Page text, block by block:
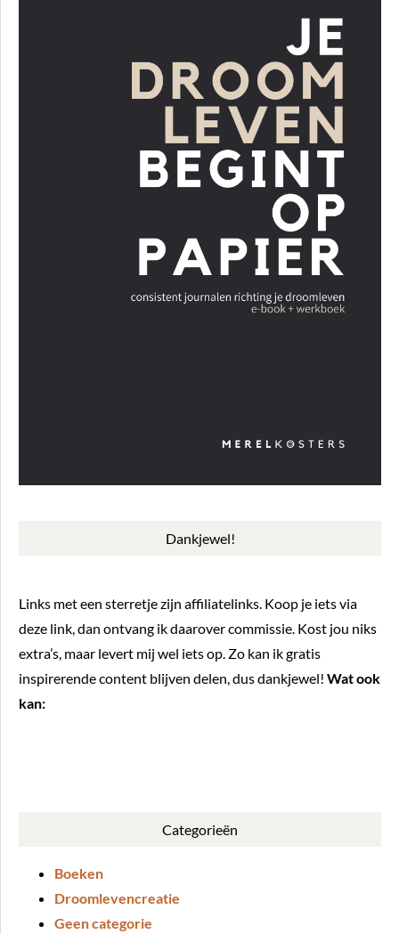
Dankjewel!
Links met een sterretje zijn affiliatelinks. Koop je iets via
deze link, dan ontvang ik daarover commissie. Kost jou niks
extra’s, maar levert mij wel iets op. Zo kan ik gratis
inspirerende content blijven delen, dus dankjewel! Wat ook
kan:
Categorieën
Boeken
Droomlevencreatie
Geen categorie